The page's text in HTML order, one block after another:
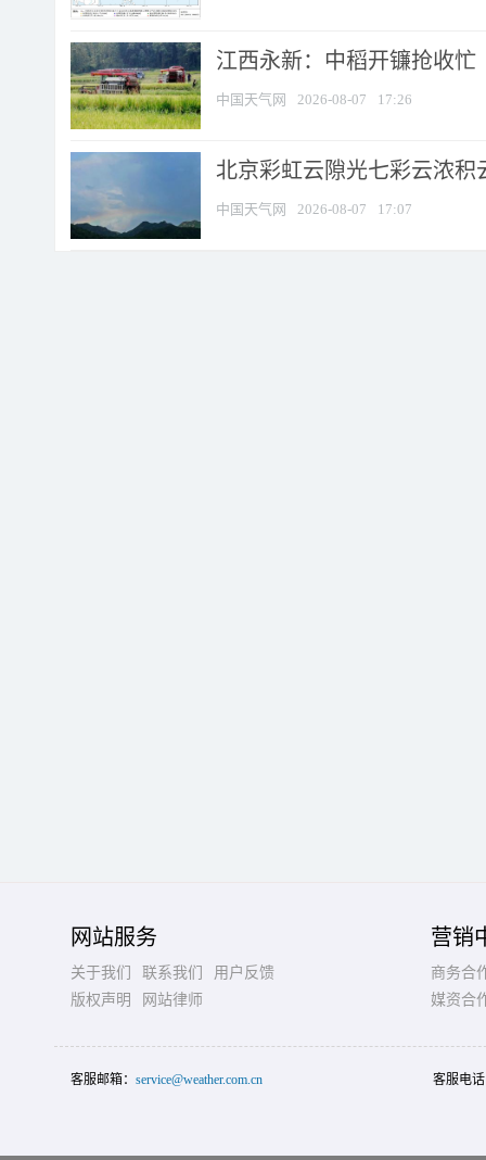
江西永新：中稻开镰抢收忙
中国天气网 2026-08-07 17:26
北京彩虹云隙光七彩云浓积
中国天气网 2026-08-07 17:07
网站服务
关于我们 联系我们
用户反馈
版权声明
网站律师
营销
商务合
媒资合
客服邮箱： service@weather.com.cn 客服电